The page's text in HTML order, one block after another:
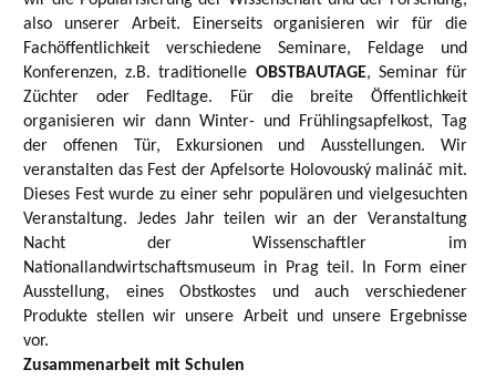
also unserer Arbeit. Einerseits organisieren wir für die
Fachöffentlichkeit verschiedene Seminare, Feldage und
Konferenzen, z.B. traditionelle OBSTBAUTAGE, Seminar für
Züchter oder Fedltage. Für die breite Öffentlichkeit
organisieren wir dann Winter- und Frühlingsapfelkost, Tag
der offenen Tür, Exkursionen und Ausstellungen. Wir
veranstalten das Fest der Apfelsorte Holovouský malináč mit.
Dieses Fest wurde zu einer sehr populären und vielgesuchten
Veranstaltung. Jedes Jahr teilen wir an der Veranstaltung
Nacht der Wissenschaftler im
Nationallandwirtschaftsmuseum in Prag teil. In Form einer
Ausstellung, eines Obstkostes und auch verschiedener
Produkte stellen wir unsere Arbeit und unsere Ergebnisse
vor.
Zusammenarbeit mit Schulen